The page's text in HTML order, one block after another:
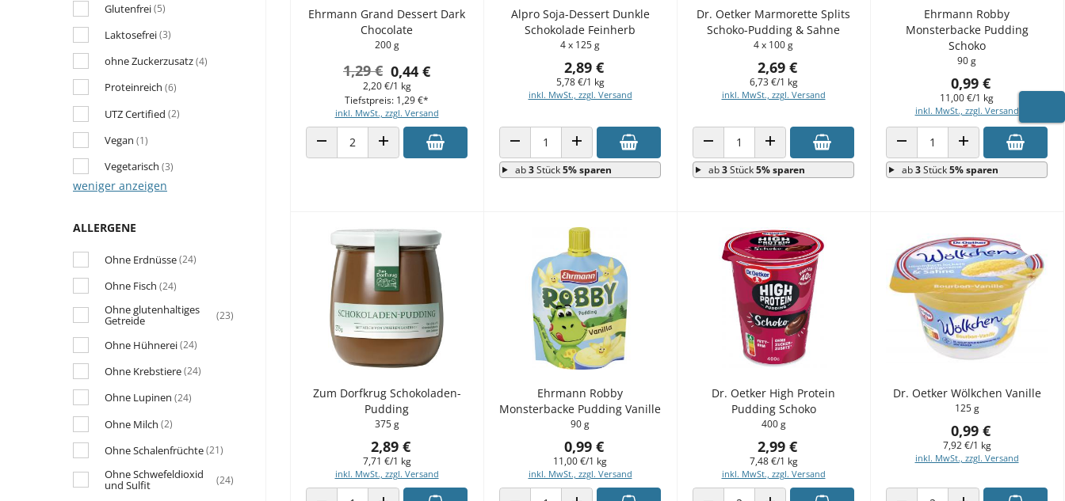
Glutenfrei(5)
Laktosefrei(3)
ohne Zuckerzusatz(4)
Proteinreich (6)
UTZ Certified (2)
Vegan (1)
Vegetarisch (3)
weniger anzeigen
ALLERGENE
Ohne Erdnüsse(24)
Ohne Fisch (24)
Ohne glutenhaltiges
Getreide (23)
Ohne Hühnerei(24)
Ohne Krebstiere(24)
Ohne Lupinen (24)
Ohne Milch (2)
Ohne Schalenfrüchte(21)
Ohne Schwefeldioxid
und Sulfit (24)
Ehrmann Grand Dessert Dark
Chocolate
200 g
0,44 €
1,29 €
2,20 €/1 kg
inkl. MwSt., zzgl. Versand
Tiefstpreis: 1,29 €*
ANZAHL VERRINGERNANZAHL ERHÖHEN
Alpro Soja-Dessert Dunkle
Schokolade Feinherb
4 x 125 g
2,89 €
5,78 €/1 kg
inkl. MwSt., zzgl. Versand
ANZAHL VERRINGERNANZAHL ERHÖHEN
ab3Stück5% sparen
Dr. Oetker Marmorette Splits
Schoko-Pudding & Sahne
4 x 100 g
2,69 €
6,73 €/1 kg
inkl. MwSt., zzgl. Versand
ANZAHL VERRINGERNANZAHL ERHÖHEN
ab3Stück5% sparen
Ehrmann Robby
Monsterbacke Pudding
Schoko
90 g
0,99 €
11,00 €/1 kg
inkl. MwSt., zzgl. Versand
ANZAHL VERRINGERNANZAHL ERHÖHEN
ab3Stück5% sparen
Zum Dorfkrug Schokoladen-
Pudding
375 g
2,89 €
7,71 €/1 kg
inkl. MwSt., zzgl. Versand
Ehrmann Robby
Monsterbacke Pudding Vanille
90 g
0,99 €
11,00 €/1 kg
inkl. MwSt., zzgl. Versand
Dr. Oetker High Protein
Pudding Schoko
400 g
2,99 €
7,48 €/1 kg
inkl. MwSt., zzgl. Versand
Dr. Oetker Wölkchen Vanille
125 g
0,99 €
7,92 €/1 kg
inkl. MwSt., zzgl. Versand